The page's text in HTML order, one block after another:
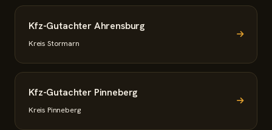
Kfz-Gutachter Ahrensburg
Kreis Stormarn
Kfz-Gutachter Pinneberg
Kreis Pinneberg